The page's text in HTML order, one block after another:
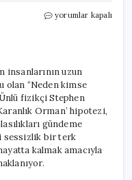
Evrenin
Orman’
Teorisi
Ne
Anlama
Geliyor?
yorumlar kapalı
insanlarının uzun
olan “Neden kimse
fizikçi Stephen
Orman’ hipotezi,
gündeme
sessizlik bir terk
kalmak amacıyla